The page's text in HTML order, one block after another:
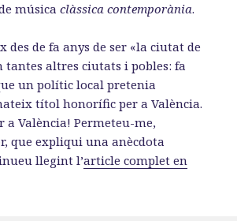
músicaclàssica contemporània.
des de fa anys de ser «la ciutat de
tantes altres ciutats i pobles: fa
un polític local pretenia
títol honorífic per a València.
a València! Permeteu-me,
que expliqui una anècdota
llegint l’article complet en